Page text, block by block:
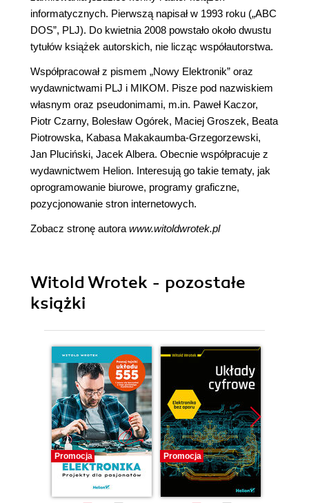
informatycznych. Pierwszą napisał w 1993 roku („ABC
DOS”, PLJ). Do kwietnia 2008 powstało około dwustu
tytułów książek autorskich, nie licząc współautorstwa.
Współpracował z pismem „Nowy Elektronik” oraz
wydawnictwami PLJ i MIKOM. Pisze pod nazwiskiem
własnym oraz pseudonimami, m.in. Paweł Kaczor,
Piotr Czarny, Bolesław Ogórek, Maciej Groszek, Beata
Piotrowska, Kabasa Makakaumba-Grzegorzewski,
Jan Pluciński, Jacek Albera. Obecnie współpracuje z
wydawnictwem Helion. Interesują go takie tematy, jak
oprogramowanie biurowe, programy graficzne,
pozycjonowanie stron internetowych.
Zobacz stronę autora www.witoldwrotek.pl
Witold Wrotek - pozostałe
książki
Promocja Promocja